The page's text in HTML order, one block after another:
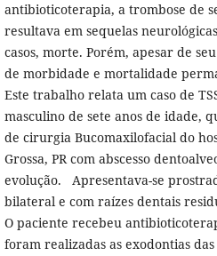
antibioticoterapia, a trombose de
resultava em sequelas
casos, morte. Porém, apesar de
de morbidade e mortalidade
Este trabalho relata um caso de
masculino de sete anos de idade,
de cirurgia Bucomaxilofacial do
Grossa, PR com abscesso
evolução. Apresentava-se
bilateral e com raízes dentais
O paciente recebeu
foram realizadas as exodontias